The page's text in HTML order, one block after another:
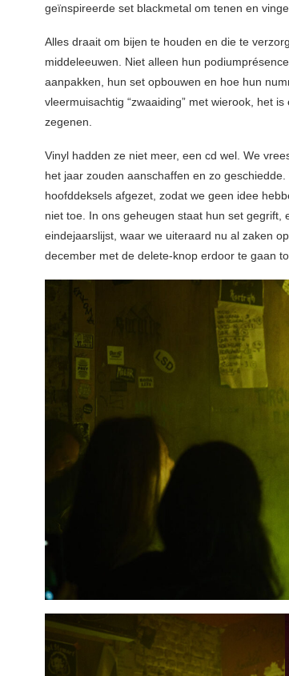
geïnspireerde set blackmetal om tenen en
Alles draait om bijen te houden en die te
middeleeuwen. Niet alleen hun
aanpakken, hun set opbouwen en hoe hun
vleermuisachtig “zwaaiding” met wierook, het
zegenen.
Vinyl hadden ze niet meer, een cd wel. We
het jaar zouden aanschaffen en zo
hoofddeksels afgezet, zodat we geen idee
niet toe. In ons geheugen staat hun set gegrift,
eindejaarslijst, waar we uiteraard nu al zaken
december met de delete-knop erdoor te gaan